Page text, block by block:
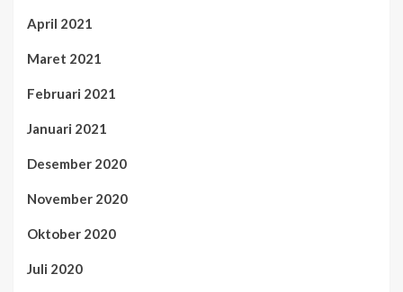
April 2021
Maret 2021
Februari 2021
Januari 2021
Desember 2020
November 2020
Oktober 2020
Juli 2020